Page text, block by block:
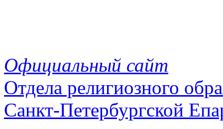
Официальный сайт
Отдела религиозного
Санкт-Петербургской